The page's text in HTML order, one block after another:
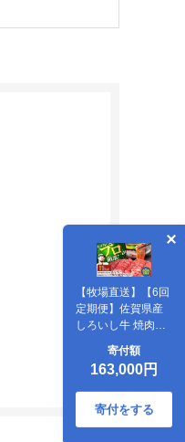
【牧場直送】【6回
定期便】佐賀県産
しろいし牛 焼肉用
盛り合わせ セット
（希少部位）各回
1kg 【佐賀セント
ラル牧場】佐賀県
産 肉 お肉 牛肉 焼
き肉 BBQ バーベキ
寄付額
163,000円
寄付をする